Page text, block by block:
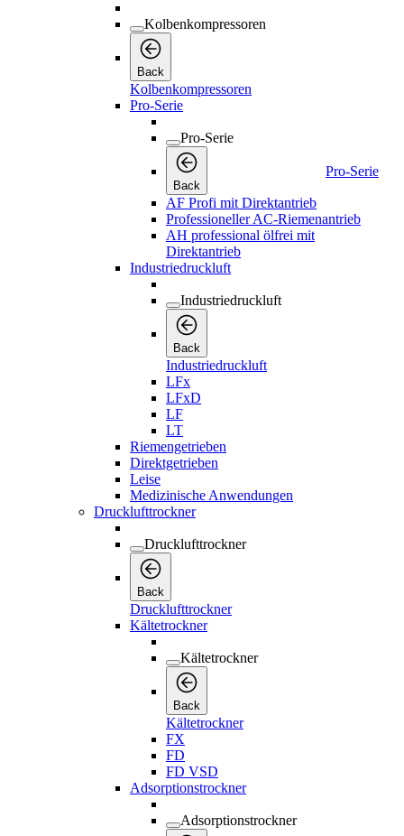
Kolbenkompressoren
Back
Kolbenkompressoren
Pro-Serie
Pro-Serie
Back
Pro-Serie
AF Profi mit Direktantrieb
Professioneller AC-Riemenantrieb
AH professional ölfrei mit
Direktantrieb
Industriedruckluft
Industriedruckluft
Back
Industriedruckluft
LFx
LFxD
LF
LT
Riemengetrieben
Direktgetrieben
Leise
Medizinische Anwendungen
Drucklufttrockner
Drucklufttrockner
Back
Drucklufttrockner
Kältetrockner
Kältetrockner
Back
Kältetrockner
FX
FD
FD VSD
Adsorptionstrockner
Adsorptionstrockner